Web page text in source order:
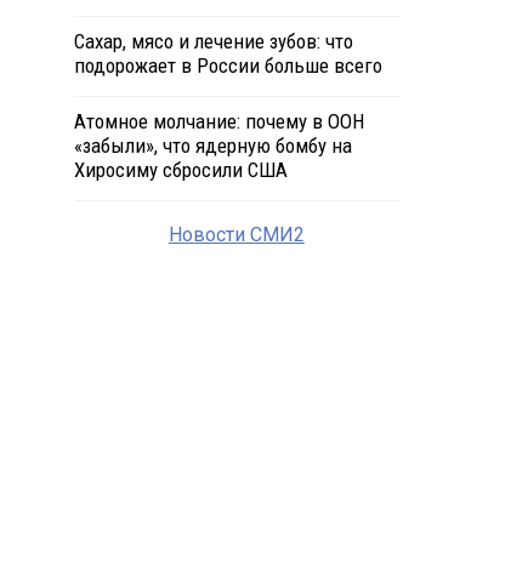
Сахар, мясо и лечение зубов: что
подорожает в России больше всего
Атомное молчание: почему в ООН
«забыли», что ядерную бомбу на
Хиросиму сбросили США
Новости СМИ2